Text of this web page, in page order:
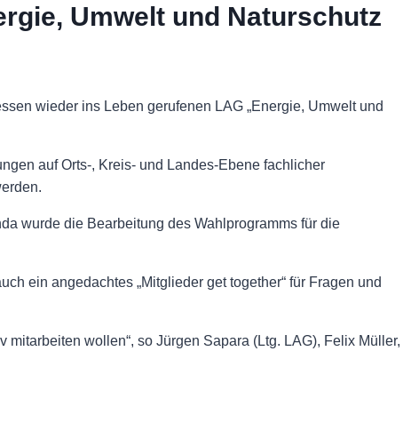
Umwelt und Naturschutz
wieder ins Leben gerufenen LAG „Energie, Umwelt und
auf Orts-, Kreis- und Landes-Ebene fachlicher
wurde die Bearbeitung des Wahlprogramms für die
ein angedachtes „Mitglieder get together“ für Fragen und
wollen“, so Jürgen Sapara (Ltg. LAG), Felix Müller,